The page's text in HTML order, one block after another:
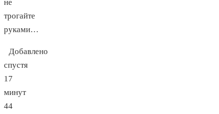
не
трогайте
руками…
Добавлено
спустя
17
минут
44